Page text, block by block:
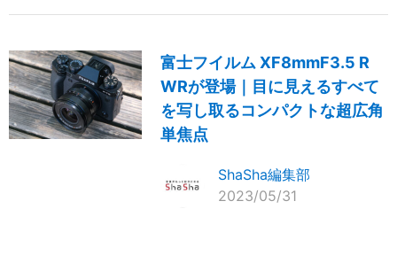
富士フイルム XF8mmF3.5 R
WRが登場｜目に見えるすべて
を写し取るコンパクトな超広角
単焦点
ShaSha編集部
2023/05/31